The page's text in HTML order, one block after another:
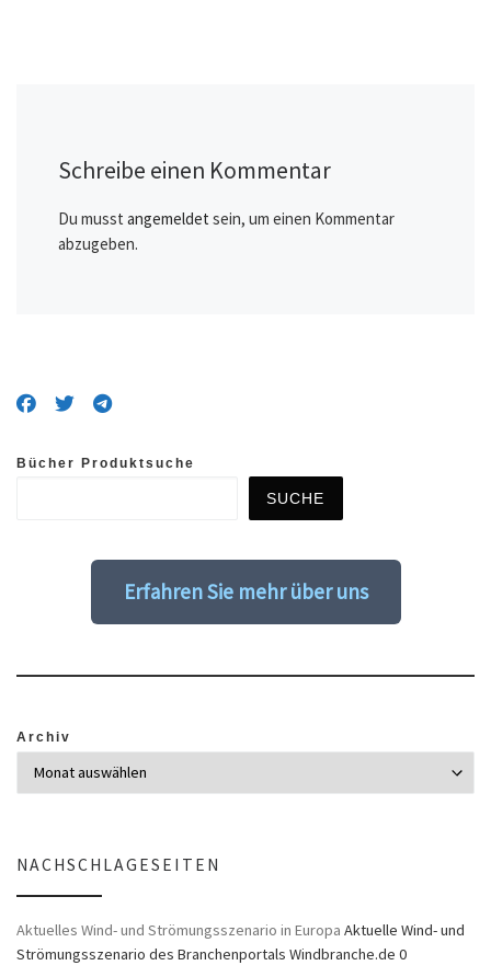
Schreibe einen Kommentar
Du musst angemeldet sein, um einen Kommentar
abzugeben.
Bücher Produktsuche
SUCHE
Erfahren Sie mehr über uns
Archiv
NACHSCHLAGESEITEN
Aktuelles Wind- und Strömungsszenario in Europa Aktuelle Wind- und
Strömungsszenario des Branchenportals Windbranche.de 0